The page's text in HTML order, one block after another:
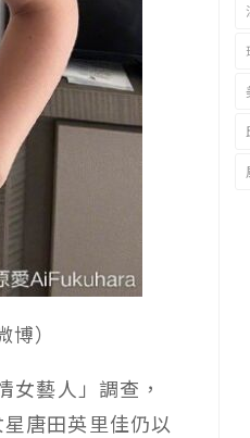
）
女藝人」調查，
唐田英里佳仍以